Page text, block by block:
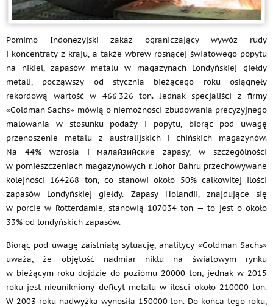
Pomimo Indonezyjski zakaz ograniczający wywóz rudy
i koncentraty z kraju, a także wbrew rosnącej światowego popytu
na nikiel, zapasów metalu w magazynach Londyńskiej giełdy
metali, począwszy od stycznia bieżącego roku osiągnęły
rekordową wartość w 466 326 ton. Jednak specjaliści z firmy
«Goldman Sachs» mówią o niemożności zbudowania precyzyjnego
malowania w stosunku podaży i popytu, biorąc pod uwagę
przenoszenie metalu z australijskich i chińskich magazynów.
Na 44% wzrosła i малайзийские zapasy, w szczególności
w pomieszczeniach magazynowych r. Johor Bahru przechowywane
kolejności 164268 ton, co stanowi około 50% całkowitej ilości
zapasów Londyńskiej giełdy. Zapasy Holandii, znajdujące się
w porcie w Rotterdamie, stanowią 107034 ton — to jest o około
33% od londyńskich zapasów.
Biorąc pod uwagę zaistniałą sytuację, analitycy «Goldman Sachs»
uważa, że objętość nadmiar niklu na światowym rynku
w bieżącym roku dojdzie do poziomu 20000 ton, jednak w 2015
roku jest nieunikniony deficyt metalu w ilości około 210000 ton.
W 2003 roku nadwyżka wynosiła 150000 ton. Do końca tego roku,